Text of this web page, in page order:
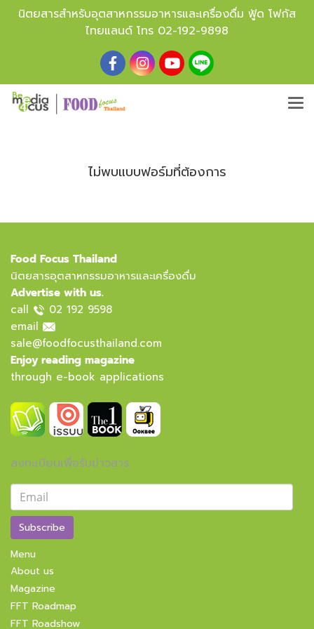
นิตยสารสำหรับอุตสาหกรรมอาหารและเครื่องดื่ม ฟู้ด โฟกัส
ไทยแลนด์ โทร 02-192-9898
ไม่พบแบบฟอร์มที่ต้องการ
Food Focus Thailand
นิตยสารอุตสาหกรรมอาหารและเครื่องดื่ม
Advertise with us.
call
02 192 9598
email
sale@foodfocusthailand.com
Enjoy reading magazine
through e-book applications
ลงทะเบียนเพื่อรับข่าวสาร
Subscribe
Menu
About us
Magazine
FFT Roadmap
FFT Roadshow